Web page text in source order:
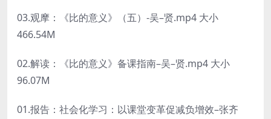
03.观摩：《比的意义》（五）-吴–贤.mp4 大小
466.54M
02.解读：《比的意义》备课指南–吴–贤.mp4 大小
96.07M
01.报告：社会化学习：以课堂变革促减负增效–张齐